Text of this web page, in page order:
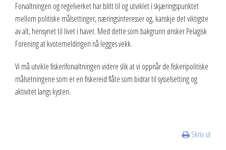
Forvaltningen og regelverket har blitt til og utviklet i skjæringspunktet
mellom politiske målsettinger, næringsinteresser og, kanskje det viktigste
av alt, hensynet til livet i havet. Med dette som bakgrunn ønsker Pelagisk
Forening at kvotemeldingen nå legges vekk.
Vi må utvikle fiskeriforvaltningen videre slik at vi oppnår de fiskeripolitiske
målsetningene som er en fiskereid flåte som bidrar til sysselsetting og
aktivitet langs kysten.
Skriv ut